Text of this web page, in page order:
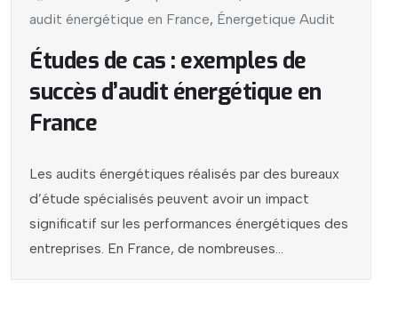
audit énergétique en France, Énergetique Audit
Études de cas : exemples de
succès d’audit énergétique en
France
Les audits énergétiques réalisés par des bureaux
d’étude spécialisés peuvent avoir un impact
significatif sur les performances énergétiques des
entreprises. En France, de nombreuses...